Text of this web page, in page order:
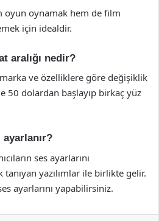
oyun oynamak hem de film
için idealdir.
aralığı nedir?
ve özelliklere göre değişiklik
50 dolardan başlayıp birkaç yüz
ayarlanır?
ses ayarlarını
yazılımlar ile birlikte gelir.
ayarlarını yapabilirsiniz.